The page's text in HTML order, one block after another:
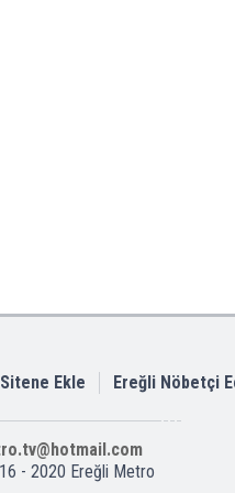
Sitene Ekle Ereğli Nöbetçi
- 2020 Ereğli Metro